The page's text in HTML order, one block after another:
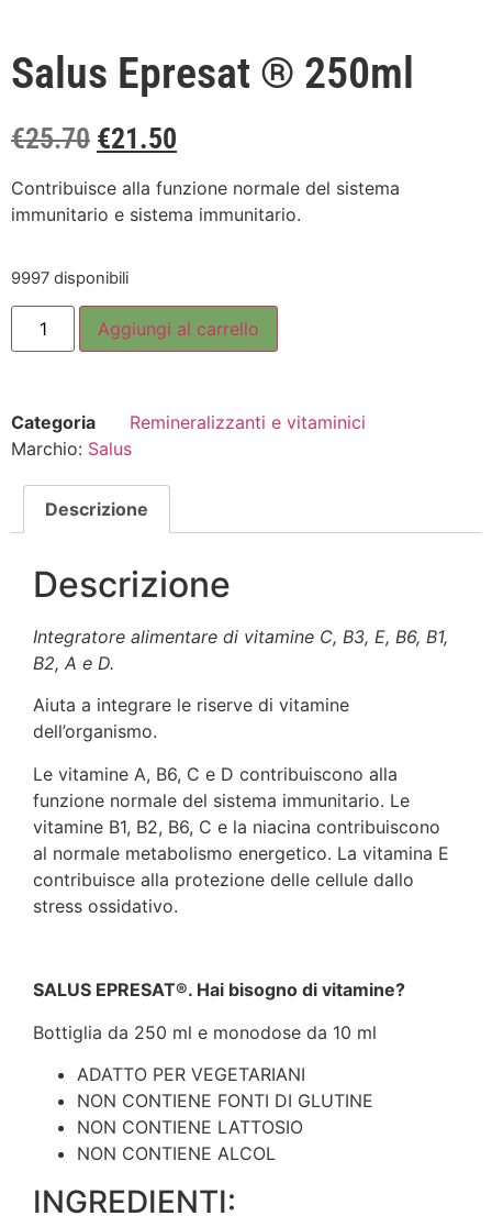
Salus Epresat ® 250ml
€25.70 €21.50
Contribuisce alla funzione normale del sistema
immunitario e sistema immunitario.
9997 disponibili
Aggiungi al carrello
Categoria
Remineralizzanti e vitaminici
Marchio: Salus
Descrizione
Descrizione
Integratore alimentare di vitamine C, B3, E, B6, B1,
B2, A e D.
Aiuta a integrare le riserve di vitamine
dell’organismo.
Le vitamine A, B6, C e D contribuiscono alla
funzione normale del sistema immunitario. Le
vitamine B1, B2, B6, C e la niacina contribuiscono
al normale metabolismo energetico. La vitamina E
contribuisce alla protezione delle cellule dallo
stress ossidativo.
SALUS EPRESAT®. Hai bisogno di vitamine?
Bottiglia da 250 ml e monodose da 10 ml
ADATTO PER VEGETARIANI
NON CONTIENE FONTI DI GLUTINE
NON CONTIENE LATTOSIO
NON CONTIENE ALCOL
INGREDIENTI: